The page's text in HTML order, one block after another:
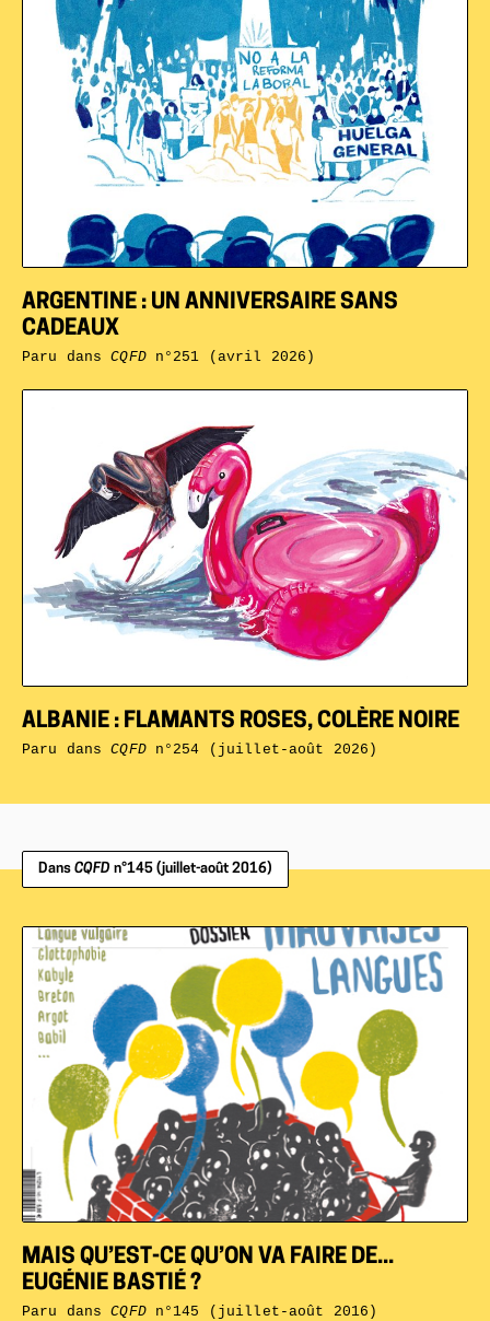
ALBANIE : FLAMANTS ROSES, COLÈRE NOIRE
Paru dansCQFDn°254 (juillet-août 2026)
ARGENTINE : UN ANNIVERSAIRE SANS
CADEAUX
Paru dansCQFDn°251 (avril 2026)
Dans CQFD n°145 (juillet-août 2016)
MAIS QU’EST-CE QU’ON VA FAIRE DE...
EUGÉNIE BASTIÉ ?
Paru dansCQFDn°145 (juillet-août 2016)